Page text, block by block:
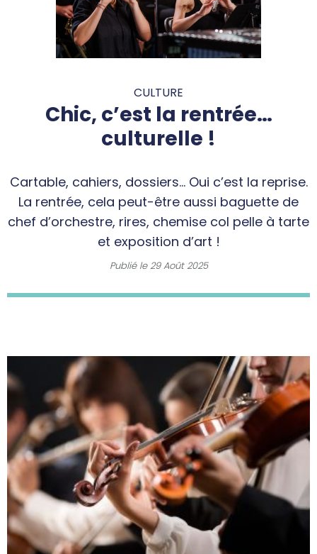
CULTURE
Chic, c’est la rentrée…
culturelle !
Cartable, cahiers, dossiers… Oui c’est la reprise.
La rentrée, cela peut-être aussi baguette de
chef d’orchestre, rires, chemise col pelle à tarte
et exposition d’art !
Publié le29 Août 2025